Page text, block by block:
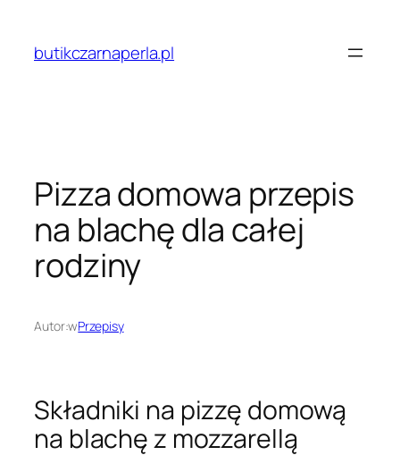
treścibutikczarnaperla.pl
Pizza domowa przepis
na blachę dla całej
rodziny
Autor:wPrzepisy
Składniki na pizzę domową
na blachę z mozzarellą